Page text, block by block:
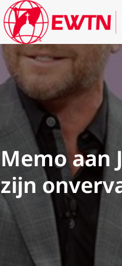
Memo aan
zijn